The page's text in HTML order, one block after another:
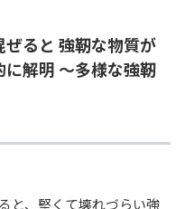
教職員の方
・施設
ると 強靭な物質が
解明 ～多様な強靭
と、堅くて壊れづらい強